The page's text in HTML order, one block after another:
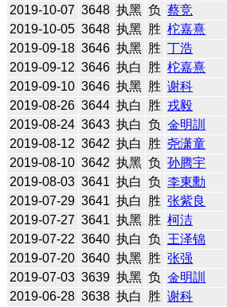
2019-10-07 3648 执黑 负 蔡竞
2019-10-05 3648 执黑 胜 柁嘉熹
2019-09-18 3646 执黑 胜 丁浩
2019-09-12 3646 执白 胜 柁嘉熹
2019-09-10 3646 执黑 胜 谢科
2019-08-26 3644 执白 胜 戎毅
2019-08-24 3643 执白 负 金明訓
2019-08-12 3642 执白 胜 尧潇童
2019-08-10 3642 执黑 负 孙腾宇
2019-08-03 3641 执白 负 李東勳
2019-07-29 3641 执白 胜 张紫良
2019-07-27 3641 执黑 胜 柯洁
2019-07-22 3640 执白 负 王泽锦
2019-07-20 3640 执黑 胜 张强
2019-07-03 3639 执黑 负 金明訓
2019-06-28 3638 执白 胜 谢科